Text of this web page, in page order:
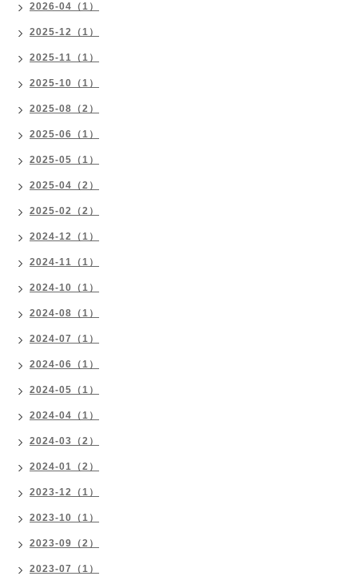
2026-04（1）
2025-12（1）
2025-11（1）
2025-10（1）
2025-08（2）
2025-06（1）
2025-05（1）
2025-04（2）
2025-02（2）
2024-12（1）
2024-11（1）
2024-10（1）
2024-08（1）
2024-07（1）
2024-06（1）
2024-05（1）
2024-04（1）
2024-03（2）
2024-01（2）
2023-12（1）
2023-10（1）
2023-09（2）
2023-07（1）